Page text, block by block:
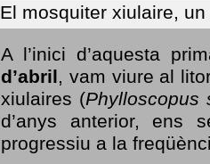
El mosquiter xiulaire,
A l’inici d’aquesta
d’abril, vam viure al
xiulaires (Phylloscopus
d’anys anterior, ens
progressiu a la